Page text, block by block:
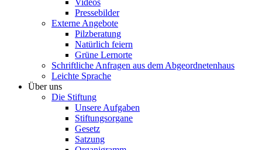
Videos
Pressebilder
Externe Angebote
Pilzberatung
Natürlich feiern
Grüne Lernorte
Schriftliche Anfragen aus dem Abgeordnetenhaus
Leichte Sprache
Über uns
Die Stiftung
Unsere Aufgaben
Stiftungsorgane
Gesetz
Satzung